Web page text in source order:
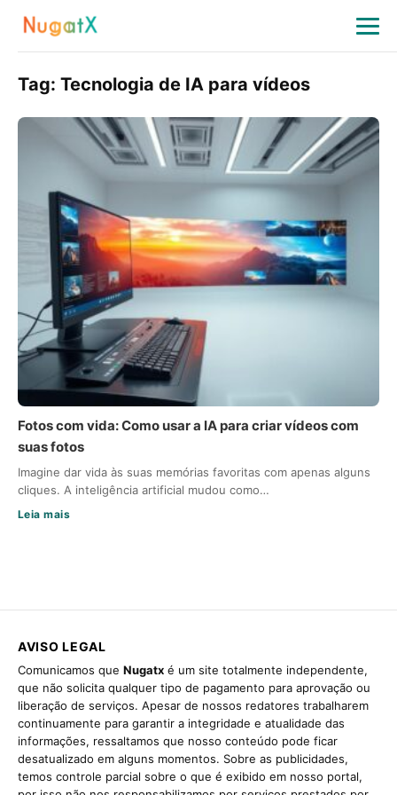
Tag: Tecnologia de IA para vídeos
Fotos com vida: Como usar a IA para criar vídeos com
suas fotos
Imagine dar vida às suas memórias favoritas com apenas alguns
cliques. A inteligência artificial mudou como…
Leia mais
AVISO LEGAL
Comunicamos que Nugatx é um site totalmente independente,
que não solicita qualquer tipo de pagamento para aprovação ou
liberação de serviços. Apesar de nossos redatores trabalharem
continuamente para garantir a integridade e atualidade das
informações, ressaltamos que nosso conteúdo pode ficar
desatualizado em alguns momentos. Sobre as publicidades,
temos controle parcial sobre o que é exibido em nosso portal,